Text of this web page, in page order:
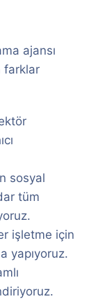
ajansı
farklar
sosyal
tüm
işletme için
yapıyoruz.